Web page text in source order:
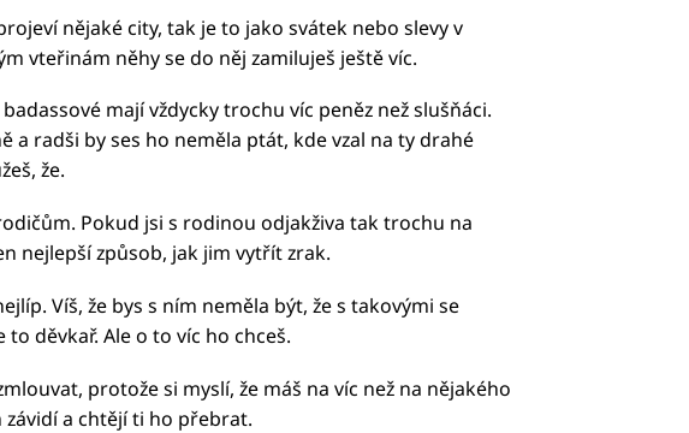
nějaké city, tak je to jako svátek nebo slevy v
vteřinám něhy se do něj zamiluješ ještě víc.
mají vždycky trochu víc peněz než slušňáci.
a radši by ses ho neměla ptát, kde vzal na ty drahé
že.
Pokud jsi s rodinou odjakživa tak trochu na
nejlepší způsob, jak jim vytřít zrak.
Víš, že bys s ním neměla být, že s takovými se
děvkař. Ale o to víc ho chceš.
protože si myslí, že máš na víc než na nějakého
a chtějí ti ho přebrat.